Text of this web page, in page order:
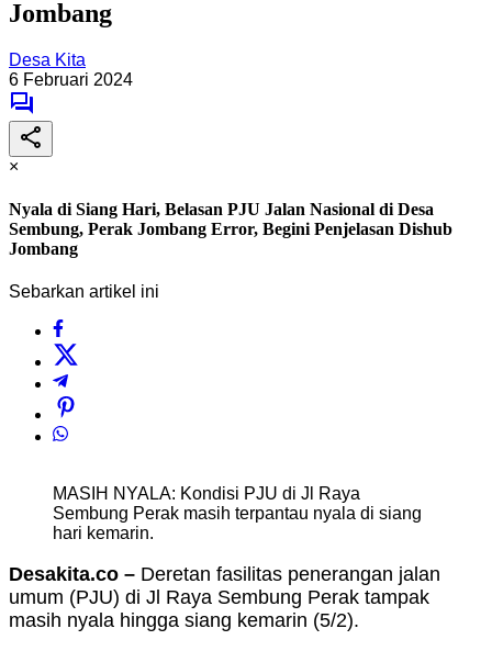
Jombang
Desa Kita
6 Februari 2024
×
Nyala di Siang Hari, Belasan PJU Jalan Nasional di Desa
Sembung, Perak Jombang Error, Begini Penjelasan Dishub
Jombang
Sebarkan artikel ini
MASIH NYALA: Kondisi PJU di Jl Raya
Sembung Perak masih terpantau nyala di siang
hari kemarin.
Desakita.co – Deretan fasilitas penerangan jalan
umum (PJU) di Jl Raya Sembung Perak tampak
masih nyala hingga siang kemarin (5/2).